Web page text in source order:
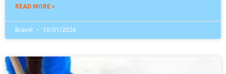
READ MORE »
Bravo! 10/01/2026